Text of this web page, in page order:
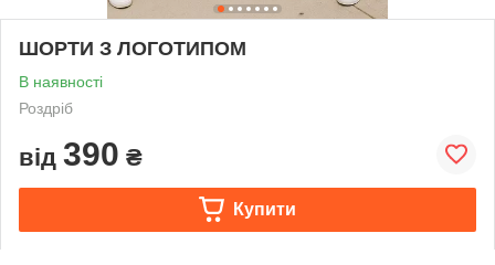
ШОРТИ З ЛОГОТИПОМ
В наявності
Роздріб
від 390 ₴
Купити